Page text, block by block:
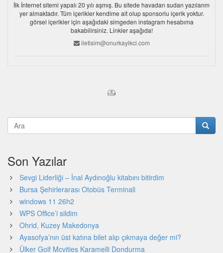
İlk İnternet sitemi yapalı 20 yılı aşmış. Bu sitede havadan sudan yazılarım
yer almaktadır. Tüm içerikler kendime ait olup sponsorlu içerik yoktur.
görsel içerikler için aşağıdaki simgeden instagram hesabıma
bakabilirsiniz. Linkler aşağıda!
iletisim@onurkayikci.com
Son Yazılar
Sevgi Liderliği – İnal Aydınoğlu kitabını bitirdim
Bursa Şehirlerarası Otobüs Terminali
windows 11 26h2
WPS Office’i sildim
Ohrid, Kuzey Makedonya
Ayasofya’nın üst katına bilet alıp çıkmaya değer mi?
Ülker Golf Mcvities Karamelli Dondurma